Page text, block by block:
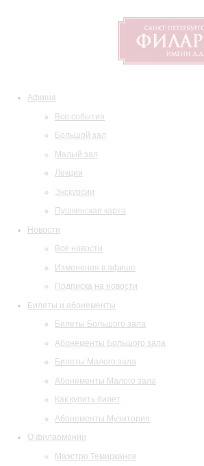
Афиша
Все события
Большой зал
Малый зал
Лекции
Экскурсии
Пушкинская карта
Новости
Все новости
Изменения в афише
Подписка на новости
Билеты и абонементы
Билеты Большого зала
Абонементы Большого зала
Билеты Малого зала
Абонементы Малого зала
Как купить билет
Абонементы Музитория
О филармонии
Маэстро Темирканов